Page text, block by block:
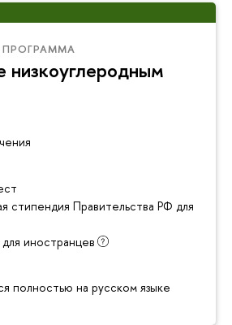
низкоуглеродным
стипендия Правительства РФ для
иностранцев
полностью на русском языке